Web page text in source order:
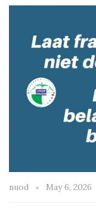
nuod May 6, 2026